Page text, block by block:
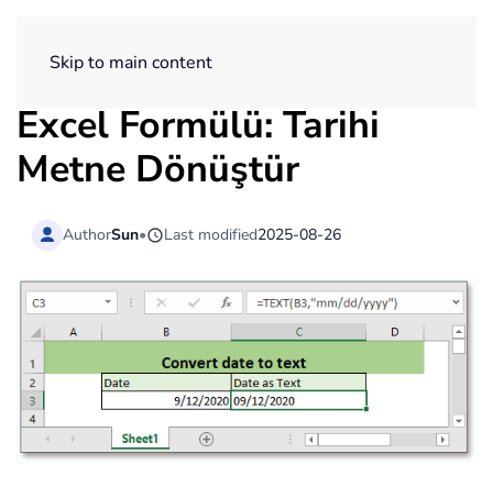
Skip to main content
Excel Formülü: Tarihi
Metne Dönüştür
AuthorSun• Last modified2025-08-26